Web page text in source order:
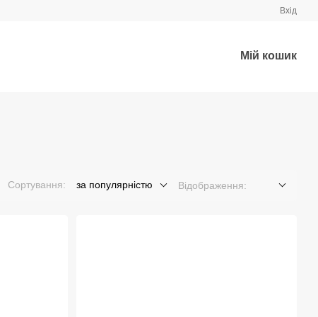
Вхід
Мій кошик
Сортування: за популярністю Відображення: